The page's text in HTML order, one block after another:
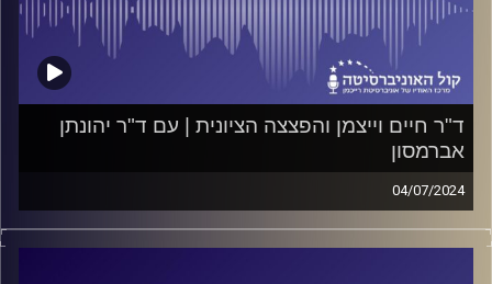
ד"ר חיים וייצמן והפצצה הציונית | עם ד"ר יהונתן
אברמסון
04/07/2024
פודקאסט המכון לחירות ואחריות באוניברסיטת רייכמן